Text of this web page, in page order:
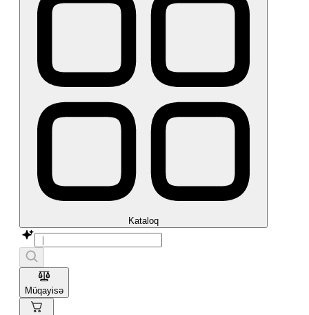
Kataloq
Müqayisə